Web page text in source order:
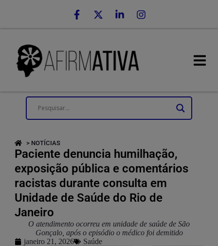
> NOTÍCIAS
Paciente denuncia humilhação,
exposição pública e comentários
racistas durante consulta em
Unidade de Saúde do Rio de
Janeiro
O atendimento ocorreu em unidade de saúde de São
Gonçalo, após o episódio o médico foi demitido
janeiro 21, 2026
Saúde